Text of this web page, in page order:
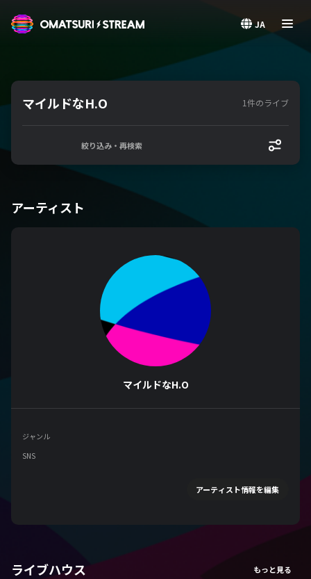
JA
マイルドなH.O 1件のライブ
絞り込み・再検索
アーティスト
マイルドなH.O
ジャンル
SNS
アーティスト情報を編集
ライブハウス